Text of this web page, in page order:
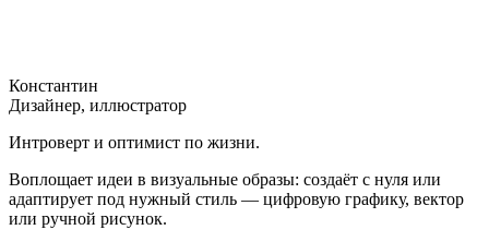
Константин
Дизайнер, иллюстратор
Интроверт и оптимист по жизни.
Воплощает идеи в визуальные образы: создаёт с нуля или
адаптирует под нужный стиль — цифровую графику, вектор
или ручной рисунок.